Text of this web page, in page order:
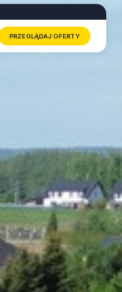
PRZEGLĄDAJ OFERTY